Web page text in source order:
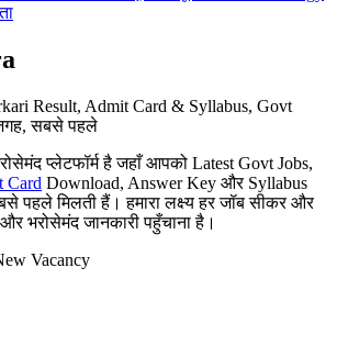
Result, Admit Card & Syllabus, Govt
सबसे पहले
प्लेटफॉर्म है जहाँ आपको Latest Govt Jobs,
Card Download, Answer Key और Syllabus
पहले मिलती हैं। हमारा लक्ष्य हर जॉब सीकर और
भरोसेमंद जानकारी पहुँचाना है।
Vacancy